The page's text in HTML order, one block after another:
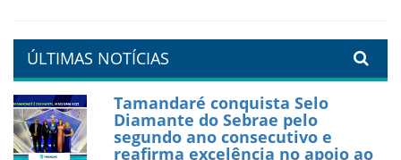
orla da cidade.
PartiuENEM — Prefeitura
garante transporte gratuito
para os estudantes